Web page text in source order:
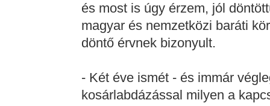
és most is úgy érzem, jól
magyar és nemzetközi baráti
döntő érvnek bizonyult.
- Két éve ismét - és immár
kosárlabdázással milyen a